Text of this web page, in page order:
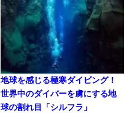
地球を感じる極寒ダイビング！
世界中のダイバーを虜にする地
球の割れ目「シルフラ」